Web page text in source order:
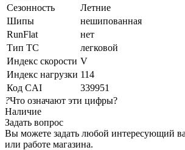
Сезонность
Летние
Шипы
нешипованная
RunFlat
нет
Тип ТС
легковой
Индекс скорости V
Индекс нагрузки 114
Код CAI
339951
?Что означают эти цифры?
Наличие
Задать вопрос
Вы можете задать любой интересующий
или работе магазина.